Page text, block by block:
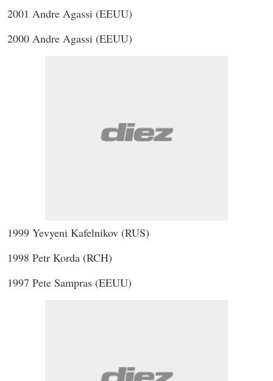
2001 Andre Agassi (EEUU)
2000 Andre Agassi (EEUU)
1999 Yevyeni Kafelnikov (RUS)
1998 Petr Korda (RCH)
1997 Pete Sampras (EEUU)